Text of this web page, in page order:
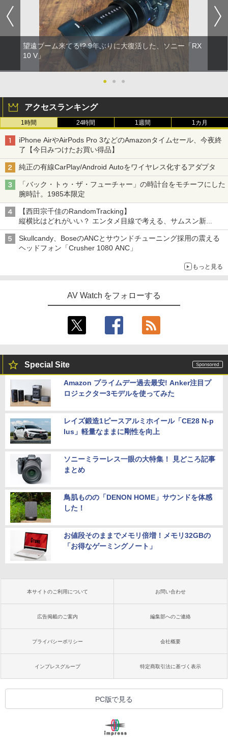
望遠ブーム来てる!? 9年ぶりに大復活した、ソニー「RX
10 V」
● ● ●
アクセスランキング
1時間 24時間 1週間 1カ月
iPhone AirやAirPods Pro 3などのAmazonタイムセール、今夜終
了【今日みつけたお買い得品】
純正の有線CarPlay/Android Autoをワイヤレス化するアダプタ
「バック・トゥ・ザ・フューチャー」の時計台をモチーフにした
腕時計。1985本限定
【西田宗千佳のRandomTracking】
縦横比はどれがいい？ エンタメ目線で考える、サムスン新
「Galaxy Z Fold」
Skullcandy、BoseのANCとサウンドチューニング採用の震える
ヘッドフォン「Crusher 1080 ANC」
もっと見る
AV Watch をフォローする
Special Site
Amazon プライムデー過去最安! Anker注目プ
ロジェクター3モデルを使ってみた
レイズ鍛造1ピースアルミホイール「CE28 N-p
lus」軽量なままに剛性を向上
ソニーミラーレス一眼の大特集！ 見どころ記事
まとめ
鳥肌ものの「DENON HOME」サウンドを体感
した！
お値段そのままでメモリ倍増！メモリ32GBの
「お得なゲーミングノート」
本サイトのご利用について お問い合わせ
広告掲載のご案内 編集部へのご連絡
プライバシーポリシー 会社概要
インプレスグループ 特定商取引法に基づく表示
PC版で見る